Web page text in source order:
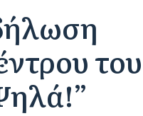
του